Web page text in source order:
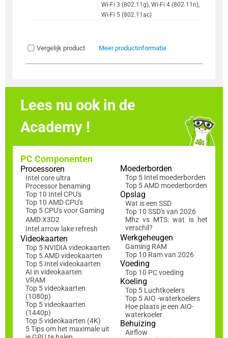
Wi-Fi 3 (802.11g), Wi-Fi 4 (802.11n),
Wi-Fi 5 (802.11ac)
Vergelijk product Meer productinformatie
Lees nu ook in de
Academy !
PC Componenten
Processoren
Intel core ultra
Processor benaming
Top 10 Intel CPU's
Top 10 AMD CPU's
Top 5 CPU's voor Gaming
AMD X3D2
Intel arrow lake refresh
Videokaarten
Top 5 NVIDIA videokaarten
Top 5 AMD videokaarten
Top 5 Intel videokaarten
AI in videokaarten
VRAM
Top 5 videokaarten
(1080p)
Top 5 videokaarten
(1440p)
Top 5 videokaarten (4K)
5 Tips om het maximale uit
Moederborden
Top 5 Intel moederborden
Top 5 AMD moederborden
Opslag
Wat is een SSD
Top 10 SSD's van 2026
Mhz vs MTS: wat is het
verschil?
Werkgeheugen
Gaming RAM
Top 10 Ram van 2026
Voeding
Top 10 PC voeding
Koeling
Top 5 Luchtkoelers
Top 5 AIO -waterkoelers
Hoe plaats je een AIO-
waterkoeler
Behuizing
Airflow